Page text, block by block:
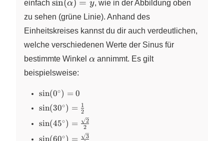
einfach
= y
sin(α) = y, wie in der Abbildung oben
zu sehen (grüne Linie). Anhand des
Einheitskreises kannst du dir auch verdeutlichen,
welche verschiedenen Werte der Sinus für
bestimmte Winkel \alpha
α annimmt. Es gilt
beispielsweise:
\sin(0^\circ)
= 0
sin(0∘) = 0
\sin(30^\circ)
= \frac{1}
{2}
sin(30∘) = 2
1
\sin(45^\circ)
sin(45∘) = 2
2
\sin(60^\circ)
sin(60∘) = 3